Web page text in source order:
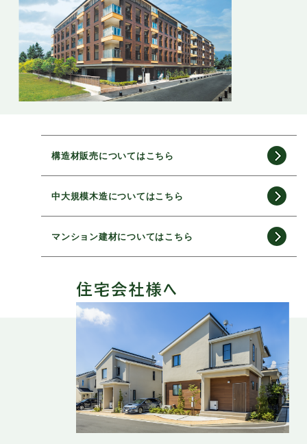
構造材販売についてはこちら
中大規模木造についてはこちら
マンション建材についてはこちら